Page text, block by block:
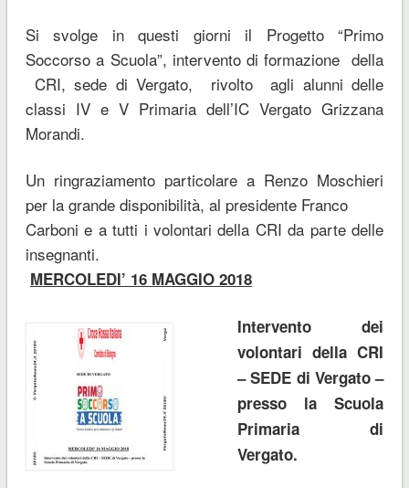
Si svolge in questi giorni il Progetto “Primo
Soccorso a Scuola”, intervento di formazione della
CRI, sede di Vergato, rivolto agli alunni delle
classi IV e V Primaria dell’IC Vergato Grizzana
Morandi.
Un ringraziamento particolare a Renzo Moschieri
per la grande disponibilità, al presidente Franco
Carboni e a tutti i volontari della CRI da parte delle
insegnanti.
MERCOLEDI’ 16 MAGGIO 2018
Intervento dei
volontari della CRI
– SEDE di Vergato –
presso la Scuola
Primaria di
Vergato.